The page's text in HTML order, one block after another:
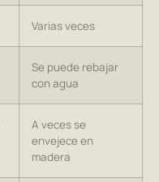
Varias veces
Se puede rebajar
con agua
A veces se
envejece en
madera